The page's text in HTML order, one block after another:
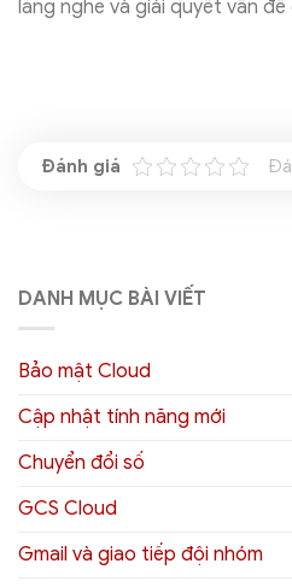
lắng nghe và giải quyết vấn đề
DANH MỤC BÀI VIẾT
Bảo mật Cloud
Cập nhật tính năng mới
Chuyển đổi số
GCS Cloud
Gmail và giao tiếp đội nhóm